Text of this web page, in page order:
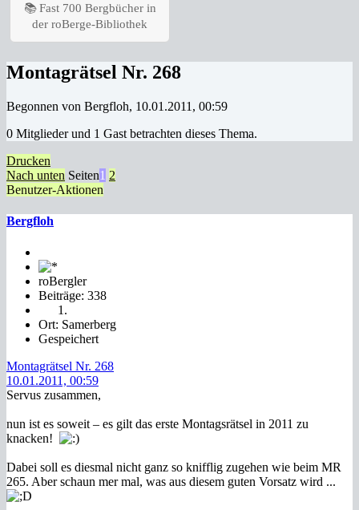
📚 Fast 700 Bergbücher in
der roBerge-Bibliothek
Montagrätsel Nr. 268
Begonnen von Bergfloh, 10.01.2011, 00:59
0 Mitglieder und 1 Gast betrachten dieses Thema.
Drucken
Nach unten Seiten1 2
Benutzer-Aktionen
Bergfloh
roBergler
Beiträge: 338
Ort: Samerberg
Gespeichert
Montagrätsel Nr. 268
10.01.2011, 00:59
Servus zusammen,
nun ist es soweit – es gilt das erste Montagsrätsel in 2011 zu
knacken!
Dabei soll es diesmal nicht ganz so knifflig zugehen wie beim MR
265. Aber schaun mer mal, was aus diesem guten Vorsatz wird ...